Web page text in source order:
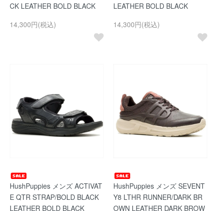
CK LEATHER BOLD BLACK
14,300円(税込)
LEATHER BOLD BLACK
14,300円(税込)
HushPuppies メンズ ACTIVAT
E QTR STRAP/BOLD BLACK
LEATHER BOLD BLACK
HushPuppies メンズ SEVENT
Y8 LTHR RUNNER/DARK BR
OWN LEATHER DARK BROW